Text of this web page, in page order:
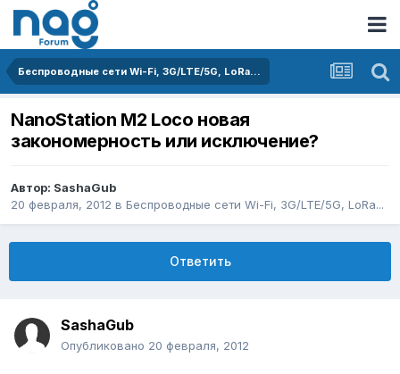
Беспроводные сети Wi-Fi, 3G/LTE/5G, LoRa...
NanoStation M2 Loco новая
закономерность или исключение?
Автор: SashaGub
20 февраля, 2012 в Беспроводные сети Wi-Fi, 3G/LTE/5G, LoRa...
Ответить
SashaGub
Опубликовано 20 февраля, 2012